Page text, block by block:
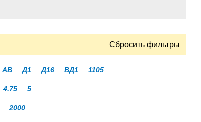
Сбросить фильтры
АВ Д1 Д16 ВД1 1105
4.75 5
2000